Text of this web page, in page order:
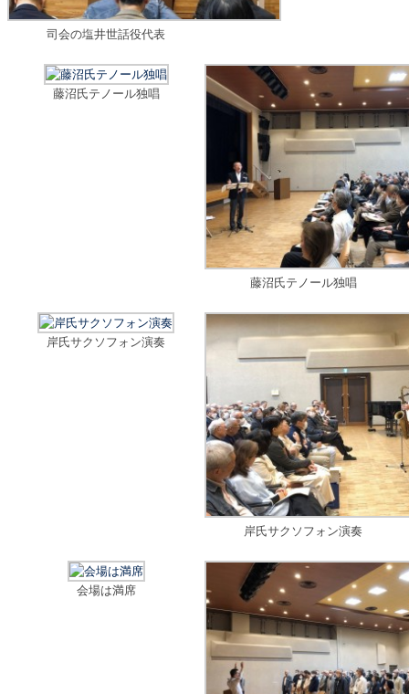
司会の塩井世話役代表
藤沼氏テノール独唱
藤沼氏テノール独唱
岸氏サクソフォン演奏
岸氏サクソフォン演奏
会場は満席